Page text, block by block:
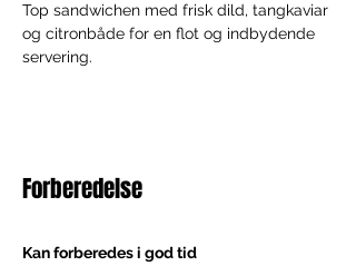
Top sandwichen med frisk dild, tangkaviar
og citronbåde for en flot og indbydende
servering.
Forberedelse
Kan forberedes i god tid